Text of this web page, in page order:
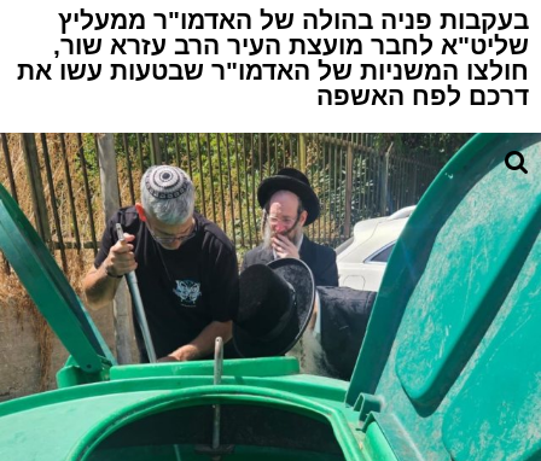
בעקבות פניה בהולה של האדמו"ר ממעליץ
שליט"א לחבר מועצת העיר הרב עזרא שור,
חולצו המשניות של האדמו"ר שבטעות עשו את
דרכם לפח האשפה